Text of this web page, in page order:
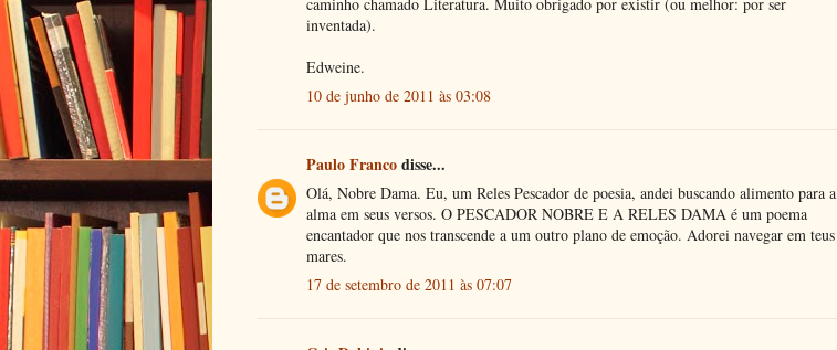
inventada).
Edweine.
10 de junho de 2011 às 03:08
Paulo Francodisse...
Olá, Nobre Dama. Eu, um Reles Pescador de poesia, andei buscando alimento para a
alma em seus versos. O PESCADOR NOBRE E A RELES DAMA é um poema
encantador que nos transcende a um outro plano de emoção. Adorei navegar em teus
mares.
17 de setembro de 2011 às 07:07